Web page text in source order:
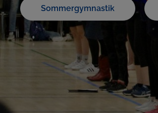
Sommergymnastik